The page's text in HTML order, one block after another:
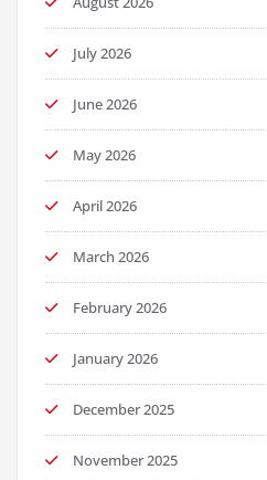
July 2026
June 2026
May 2026
April 2026
March 2026
February 2026
January 2026
December 2025
November 2025